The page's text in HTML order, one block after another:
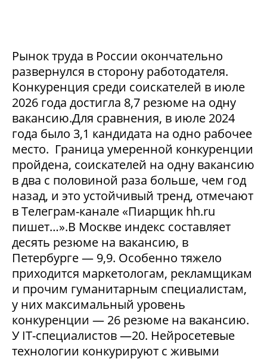
Рынок труда в России окончательно
развернулся в сторону работодателя.
Конкуренция среди соискателей в июле
2026 года достигла 8,7 резюме на одну
вакансию.Для сравнения, в июле 2024
года было 3,1 кандидата на одно рабочее
место. Граница умеренной конкуренции
пройдена, соискателей на одну вакансию
в два с половиной раза больше, чем год
назад, и это устойчивый тренд, отмечают
в Телеграм-канале «Пиарщик hh.ru
пишет…».В Москве индекс составляет
десять резюме на вакансию, в
Петербурге — 9,9. Особенно тяжело
приходится маркетологам, рекламщикам
и прочим гуманитарным специалистам,
у них максимальный уровень
конкуренции — 26 резюме на вакансию.
У IT-специалистов —20. Нейросетевые
технологии конкурируют с живыми